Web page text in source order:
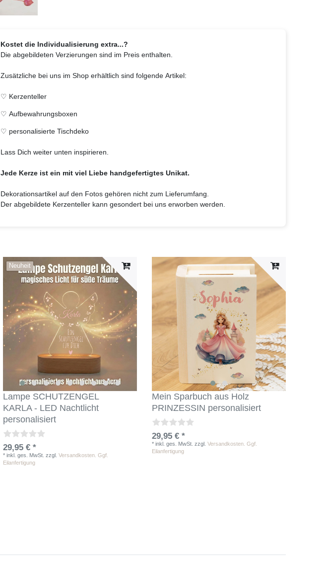
Kostet die Individualisierung extra...?
Die abgebildeten Verzierungen sind im Preis enthalten.
Zusätzliche bei uns im Shop erhältlich sind folgende Artikel:
♡ Kerzenteller
♡ Aufbewahrungsboxen
♡ personalisierte Tischdeko
Lass Dich weiter unten inspirieren.
Jede Kerze ist ein mit viel Liebe handgefertigtes Unikat.
Dekorationsartikel auf den Fotos gehören nicht zum Lieferumfang.
Der abgebildete Kerzenteller kann gesondert bei uns erworben werden.
Neuheit
Lampe SCHUTZENGEL
KARLA - LED Nachtlicht
personalisiert
29,95 € *
* inkl. ges. MwSt. zzgl. Versandkosten. Ggf.
Eilanfertigung
Mein Sparbuch aus Holz
PRINZESSIN personalisiert
29,95 € *
* inkl. ges. MwSt. zzgl. Versandkosten. Ggf.
Eilanfertigung